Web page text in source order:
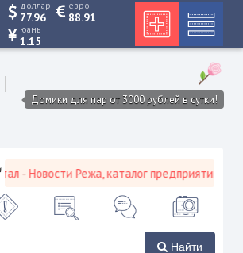
доллар
77.96
евро
88.91
юань
1.15
Домики для пар от 3000 рублей в сутки!
- Новости Режа, каталог предприятий,
Найти